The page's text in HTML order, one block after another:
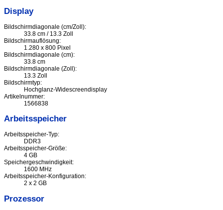
Display
Bildschirmdiagonale (cm/Zoll):
33.8 cm / 13.3 Zoll
Bildschirmauflösung:
1.280 x 800 Pixel
Bildschirmdiagonale (cm):
33.8 cm
Bildschirmdiagonale (Zoll):
13.3 Zoll
Bildschirmtyp:
Hochglanz-Widescreendisplay
Artikelnummer:
1566838
Arbeitsspeicher
Arbeitsspeicher-Typ:
DDR3
Arbeitsspeicher-Größe:
4 GB
Speichergeschwindigkeit:
1600 MHz
Arbeitsspeicher-Konfiguration:
2 x 2 GB
Prozessor